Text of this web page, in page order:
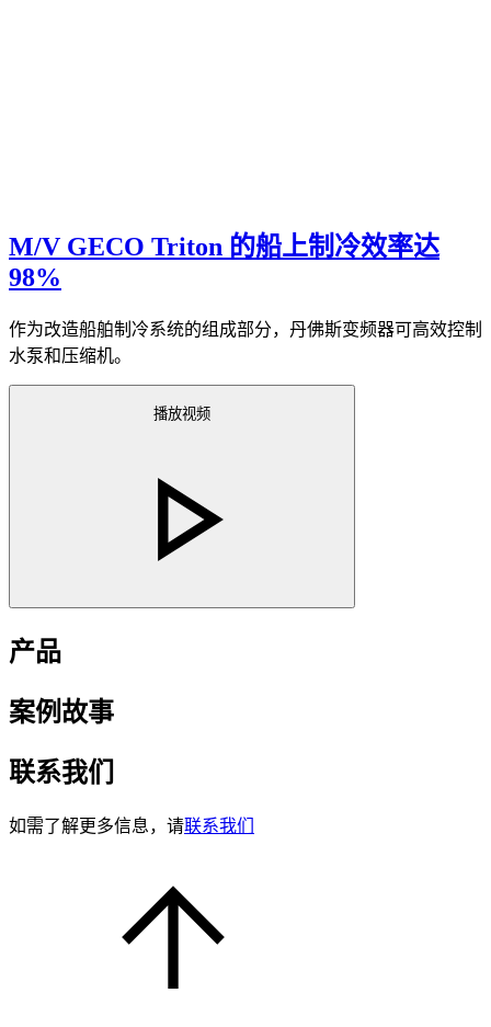
M/V GECO Triton 的船上制冷效率达
98%
作为改造船舶制冷系统的组成部分，丹佛斯变频器可高效控制
水泵和压缩机。
播放视频
产品
案例故事
联系我们
如需了解更多信息，请联系我们